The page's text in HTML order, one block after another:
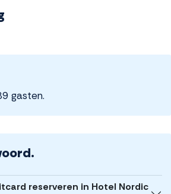
gasten.
reserveren in Hotel Nordic